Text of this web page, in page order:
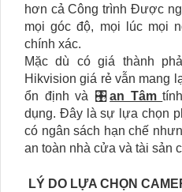
hơn cả Công trình Được
mọi góc độ, mọi lúc mọi
chính xác.
Mặc dù có giá thành
Hikvision giá rẻ vẫn mang
ổn định và 🎛an Tâm
dụng. Đây là sự lựa chọn
có ngân sách hạn chế
an toàn nhà cửa và tài sản
LÝ DO LỰA CHỌN